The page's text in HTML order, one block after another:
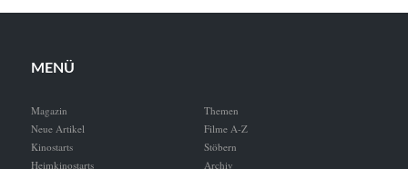
MENÜ
Magazin
Neue Artikel
Kinostarts
Heimkinostarts
Themen
Filme A-Z
Stöbern
Archiv